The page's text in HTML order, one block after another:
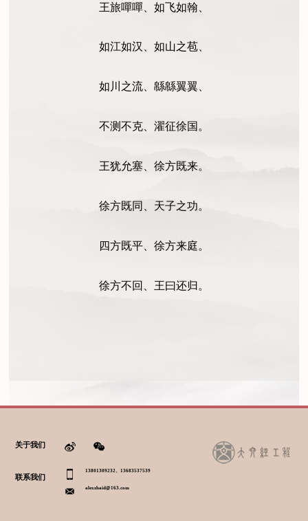
王旅嘽嘽、如飞如翰、
如江如汉、如山之苞、
如川之流、緜緜翼翼、
不测不克、濯征徐国。
王犹允塞、徐方既来。
徐方既同、天子之功。
四方既平、徐方来庭。
徐方不回、王曰还归。
关于我们
联系我们
13801309232、13683537539
alexzhaid@163.com